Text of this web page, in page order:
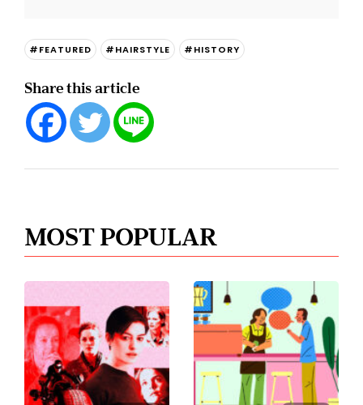
#FEATURED #HAIRSTYLE #HISTORY
Share this article
MOST POPULAR